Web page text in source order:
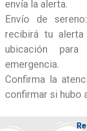
envía la alerta.
Envío de
recibirá tu
ubicación
emergencia.
Confirma la
confirmar si hubo